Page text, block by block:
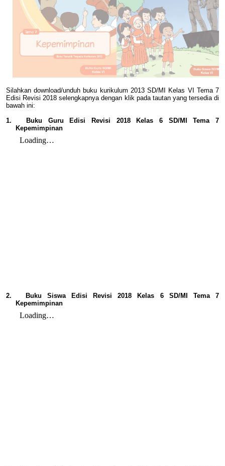
Silahkan download/unduh buku kurikulum 2013 SD/MI Kelas VI Tema 7
Edisi Revisi 2018 selengkapnya dengan klik pada tautan yang tersedia di
bawah ini:
1.
Buku Guru Edisi Revisi 2018 Kelas 6 SD/MI Tema 7
Kepemimpinan
2.
Buku Siswa Edisi Revisi 2018 Kelas 6 SD/MI Tema 7
Kepemimpinan